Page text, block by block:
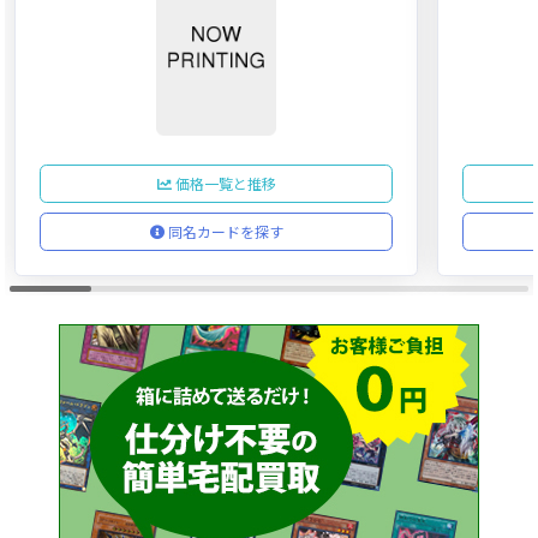
価格一覧と推移
同名カードを探す